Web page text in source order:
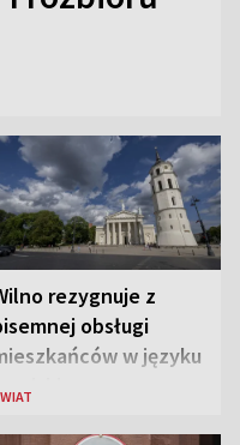
rezygnuje z
obsługi
w języku